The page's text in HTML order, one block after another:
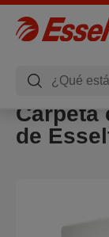
Carpeta
de